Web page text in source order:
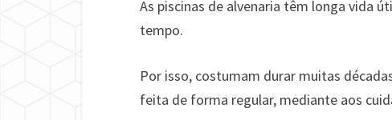
As piscinas de alvenaria têm longa vida
tempo.
Por isso, costumam durar muitas
feita de forma regular, mediante aos